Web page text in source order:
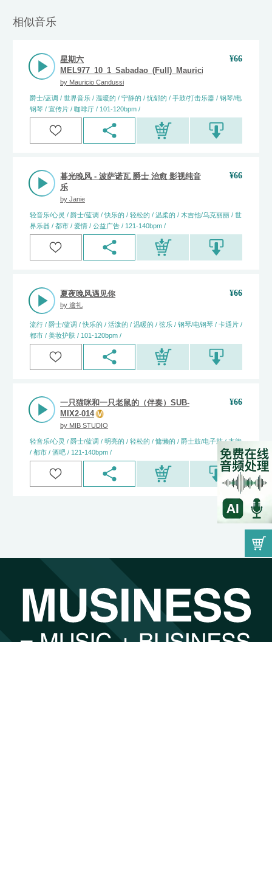
相似音乐
星期六
MEL977_10_1_Sabadao_(Full)_Mauricio_Candussi
by Mauricio Candussi
¥66
爵士/蓝调 / 世界音乐 / 温暖的 / 宁静的 / 忧郁的 / 手鼓/打击乐器 / 钢琴/电
钢琴 / 宣传片 / 咖啡厅 / 101-120bpm /
暮光晚风 - 波萨诺瓦 爵士 治愈 影视纯音
乐
by Janie
¥66
轻音乐/心灵 / 爵士/蓝调 / 快乐的 / 轻松的 / 温柔的 / 木吉他/乌克丽丽 / 世
界乐器 / 都市 / 爱情 / 公益广告 / 121-140bpm /
夏夜晚风遇见你
by 逾礼
¥66
流行 / 爵士/蓝调 / 快乐的 / 活泼的 / 温暖的 / 弦乐 / 钢琴/电钢琴 / 卡通片 /
都市 / 美妆护肤 / 101-120bpm /
一只猫咪和一只老鼠的（伴奏）SUB-
MIX2-014
by MIB STUDIO
¥66
轻音乐/心灵 / 爵士/蓝调 / 明亮的 / 轻松的 / 慵懒的 / 爵士鼓/电子鼓 / 木管
/ 都市 / 酒吧 / 121-140bpm /